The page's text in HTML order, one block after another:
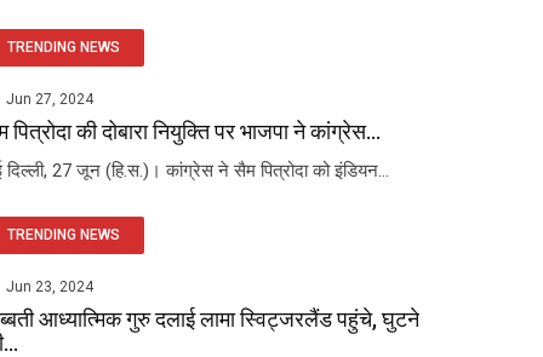
TRENDING NEWS
Jun 27, 2024
पित्रोदा की दोबारा नियुक्ति पर भाजपा ने कांग्रेस...
दिल्ली, 27 जून (हि.स.)। कांग्रेस ने सैम पित्रोदा को इंडियन...
TRENDING NEWS
Jun 23, 2024
आध्यात्मिक गुरु दलाई लामा स्विट्जरलैंड पहुंचे, घुटने